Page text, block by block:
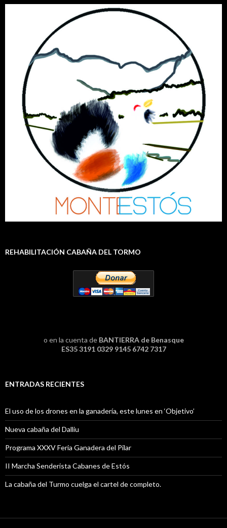
REHABILITACIÓN CABAÑA DEL TORMO
o en la cuenta de BANTIERRA de Benasque
ES35 3191 0329 9145 6742 7317
ENTRADAS RECIENTES
El uso de los drones en la ganadería, este lunes en ‘Objetivo’
Nueva cabaña del Dalliu
Programa XXXV Feria Ganadera del Pilar
II Marcha Senderista Cabanes de Estós
La cabaña del Turmo cuelga el cartel de completo.